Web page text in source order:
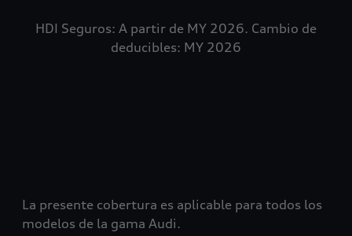
HDI Seguros: A partir de MY 2026. Cambio de
deducibles: MY 2026
La presente cobertura es aplicable para todos los
modelos de la gama Audi.